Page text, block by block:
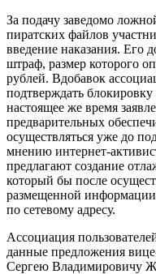
За подачу заведомо
пиратских файлов
введение наказания. Его
штраф, размер которого
рублей. Вдобавок
подтверждать
настоящее же время
предварительных
осуществляться уже до
мнению интернет-
предлагают создание
который бы после
размещенной информации
по сетевому адресу.
Ассоциация
данные предложения
Сергею Владимировичу